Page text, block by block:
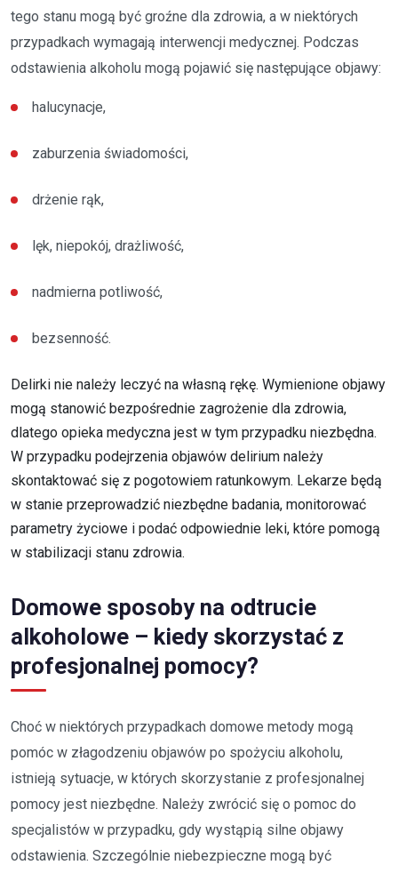
tego stanu mogą być groźne dla zdrowia, a w niektórych
przypadkach wymagają interwencji medycznej. Podczas
odstawienia alkoholu mogą pojawić się następujące objawy:
halucynacje,
zaburzenia świadomości,
drżenie rąk,
lęk, niepokój, drażliwość,
nadmierna potliwość,
bezsenność.
Delirki nie należy leczyć na własną rękę. Wymienione objawy
mogą stanowić bezpośrednie zagrożenie dla zdrowia,
dlatego opieka medyczna jest w tym przypadku niezbędna.
W przypadku podejrzenia objawów delirium należy
skontaktować się z pogotowiem ratunkowym. Lekarze będą
w stanie przeprowadzić niezbędne badania, monitorować
parametry życiowe i podać odpowiednie leki, które pomogą
w stabilizacji stanu zdrowia.
Domowe sposoby na odtrucie
alkoholowe – kiedy skorzystać z
profesjonalnej pomocy?
Choć w niektórych przypadkach domowe metody mogą
pomóc w złagodzeniu objawów po spożyciu alkoholu,
istnieją sytuacje, w których skorzystanie z profesjonalnej
pomocy jest niezbędne. Należy zwrócić się o pomoc do
specjalistów w przypadku, gdy wystąpią silne objawy
odstawienia. Szczególnie niebezpieczne mogą być